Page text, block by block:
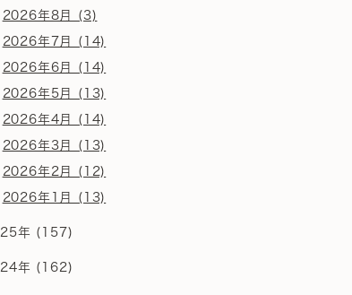
2026年8月 (3)
2026年7月 (14)
2026年6月 (14)
2026年5月 (13)
2026年4月 (14)
2026年3月 (13)
2026年2月 (12)
2026年1月 (13)
年 (157)
年 (162)